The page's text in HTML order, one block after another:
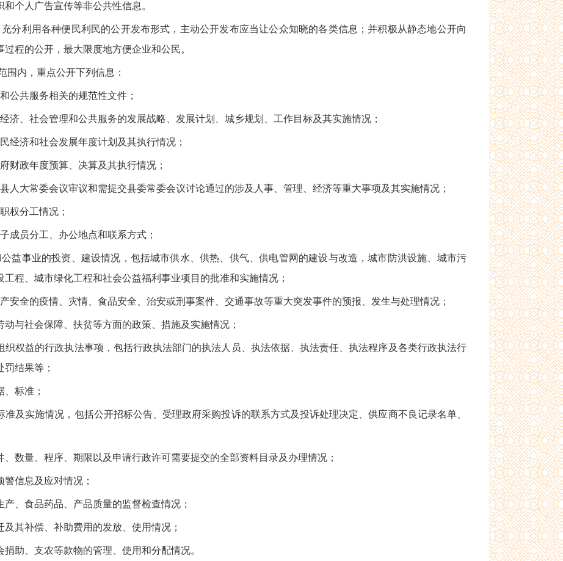
个人广告宣传等非公共性信息。
利用各种便民利民的公开发布形式，主动公开发布应当让公众知晓的各类信息；并积极从静态地公开向
程的公开，最大限度地方便企业和公民。
内，重点公开下列信息：
共服务相关的规范性文件；
、社会管理和公共服务的发展战略、发展计划、城乡规划、工作目标及其实施情况；
济和社会发展年度计划及其执行情况；
政年度预算、决算及其执行情况；
大常委会议审议和需提交县委常委会议讨论通过的涉及人事、管理、经济等重大事项及其实施情况；
分工情况；
员分工、办公地点和联系方式；
事业的投资、建设情况，包括城市供水、供热、供气、供电管网的建设与改造，城市防洪设施、城市污
程、城市绿化工程和社会公益福利事业项目的批准和实施情况；
全的疫情、灾情、食品安全、治安或刑事案件、交通事故等重大突发事件的预报、发生与处理情况；
社会保障、扶贫等方面的政策、措施及实施情况；
益的行政执法事项，包括行政执法部门的执法人员、执法依据、执法责任、执法程序及各类行政执法行
结果等；
标准；
实施情况，包括公开招标公告、受理政府采购投诉的联系方式及投诉处理决定、供应商不良记录名单、
量、程序、期限以及申请行政许可需要提交的全部资料目录及办理情况；
信息及应对情况；
、食品药品、产品质量的监督检查情况；
其补偿、补助费用的发放、使用情况；
、支农等款物的管理、使用和分配情况。